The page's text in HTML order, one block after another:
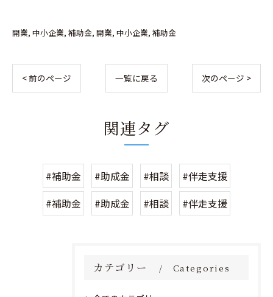
開業 中小企業 補助金 開業 中小企業 補助金
< 前のページ 一覧に戻る 次のページ >
関連タグ
#補助金 #助成金 #相談
#伴走支援
#補助金
#助成金 #相談 #伴走支援
カテゴリー Categories